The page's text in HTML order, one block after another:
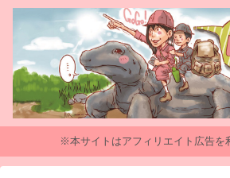
※本サイトはアフィリエイト広告を